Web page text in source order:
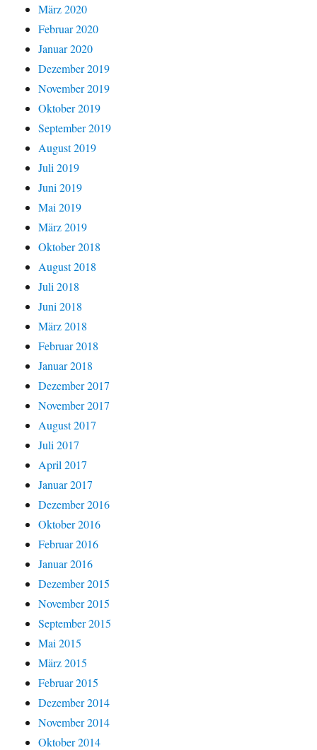
März 2020
Februar 2020
Januar 2020
Dezember 2019
November 2019
Oktober 2019
September 2019
August 2019
Juli 2019
Juni 2019
Mai 2019
März 2019
Oktober 2018
August 2018
Juli 2018
Juni 2018
März 2018
Februar 2018
Januar 2018
Dezember 2017
November 2017
August 2017
Juli 2017
April 2017
Januar 2017
Dezember 2016
Oktober 2016
Februar 2016
Januar 2016
Dezember 2015
November 2015
September 2015
Mai 2015
März 2015
Februar 2015
Dezember 2014
November 2014
Oktober 2014